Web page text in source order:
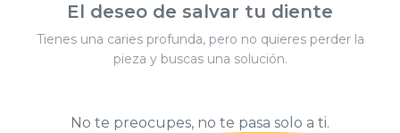
El deseo de salvar tu diente
Tienes una caries profunda, pero no quieres perder la
pieza y buscas una solución.
No te preocupes, no te pasa solo a ti.